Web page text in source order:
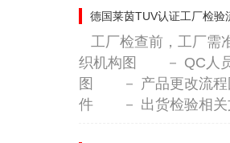
德国莱茵TUV认证工厂检验
工厂检查前，工厂
织机构图 － QC人员
图 － 产品更改流程
件 － 出货检验相关